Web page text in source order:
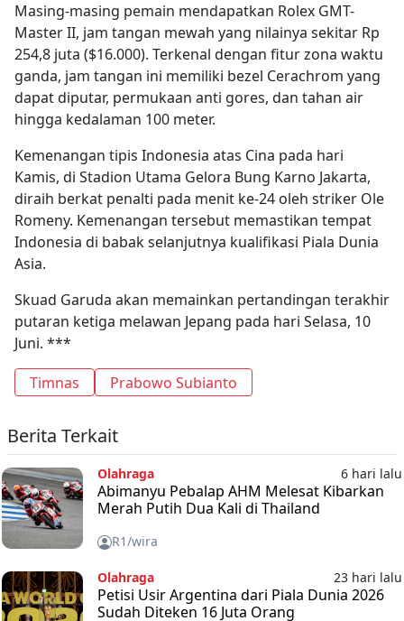
Masing-masing pemain mendapatkan Rolex GMT-
Master II, jam tangan mewah yang nilainya sekitar Rp
254,8 juta ($16.000). Terkenal dengan fitur zona waktu
ganda, jam tangan ini memiliki bezel Cerachrom yang
dapat diputar, permukaan anti gores, dan tahan air
hingga kedalaman 100 meter.
Kemenangan tipis Indonesia atas Cina pada hari
Kamis, di Stadion Utama Gelora Bung Karno Jakarta,
diraih berkat penalti pada menit ke-24 oleh striker Ole
Romeny. Kemenangan tersebut memastikan tempat
Indonesia di babak selanjutnya kualifikasi Piala Dunia
Asia.
Skuad Garuda akan memainkan pertandingan terakhir
putaran ketiga melawan Jepang pada hari Selasa, 10
Juni. ***
Timnas
Prabowo Subianto
Berita Terkait
Olahraga 6 hari lalu
Abimanyu Pebalap AHM Melesat Kibarkan
Merah Putih Dua Kali di Thailand
R1/wira
Olahraga 23 hari lalu
Petisi Usir Argentina dari Piala Dunia 2026
Sudah Diteken 16 Juta Orang